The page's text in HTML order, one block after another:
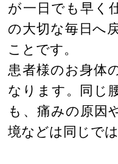
が一日でも早く
の大切な毎日へ
ことです。
患者様のお身体
なります。同じ
も、痛みの原因
境などは同じで